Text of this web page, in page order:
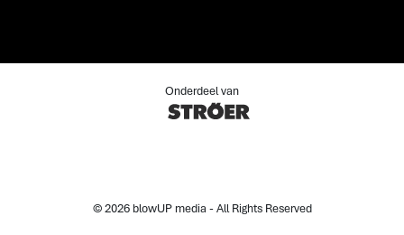
Onderdeel van
© 2026 blowUP media - All Rights Reserved